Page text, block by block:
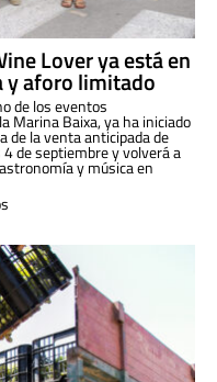
Lover ya está en
y aforo limitado
de los eventos
Marina Baixa, ya ha iniciado
de la venta anticipada de
de septiembre y volverá a
y música en